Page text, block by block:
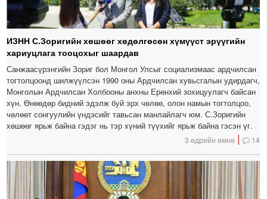
ИЗНН С.Зоригийн хөшөөг хөдөлгөсөн хүмүүст эрүүгийн
хариуцлага тооцохыг шаардав
Санжаасүрэнгийн Зориг бол Монгол Улсыг социализмаас ардчилсан
тогтолцоонд шилжүүлсэн 1990 оны Ардчилсан хувьсгалын удирдагч,
Монголын Ардчилсан Холбооны анхны Ерөнхий зохицуулагч байсан
хүн. Өнөөдөр бидний эдэлж буй эрх чөлөө, олон намын тогтолцоо,
чөлөөт сонгуулийн үндэсийг тавьсан манлайлагч юм. С.Зоригийн
хөшөөг ярьж байна гэдэг нь тэр хүний түүхийг ярьж байна гэсэн үг.
3 өдрийн өмнө 14